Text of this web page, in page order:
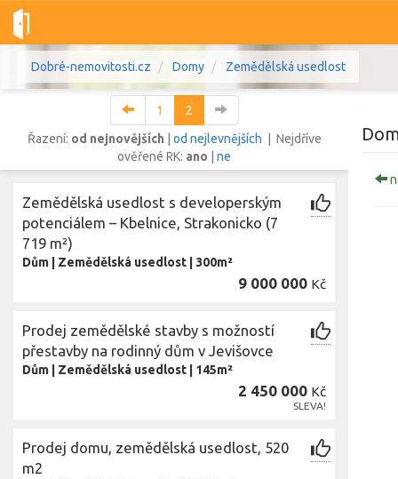
Dobré-nemovitosti.cz Domy Zemědělská usedlost
Lokalita
Lokalita
1
2
Řazení: od nejnovějších od nejlevnějších | Nejdříve
ověřené RK: ano ne
Zemědělská usedlost s developerským
potenciálem – Kbelnice, Strakonicko (7
719 m²)
Dům Zemědělská usedlost 300m²
9 000 000 Kč
Prodej zemědělské stavby s možností
přestavby na rodinný dům v Jevišovce
Dům Zemědělská usedlost 145m²
2 450 000 Kč
SLEVA!
Prodej domu, zemědělská usedlost, 520
m2